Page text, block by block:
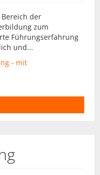
der
zum
Führungserfahrung
und...
- mit